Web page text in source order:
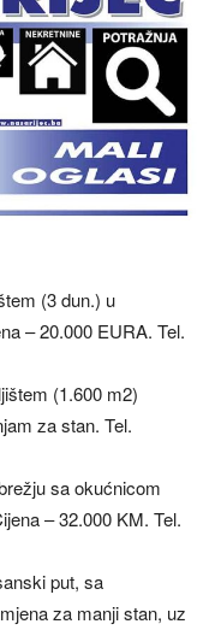
(3 dun.) u
– 20.000 EURA. Tel.
(1.600 m2)
za stan. Tel.
sa okućnicom
– 32.000 KM. Tel.
put, sa
za manji stan, uz